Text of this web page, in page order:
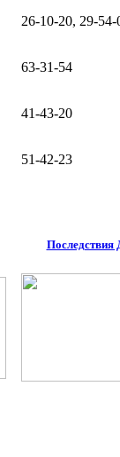
26-10-20, 29-54-
63-31-54
41-43-20
51-42-23